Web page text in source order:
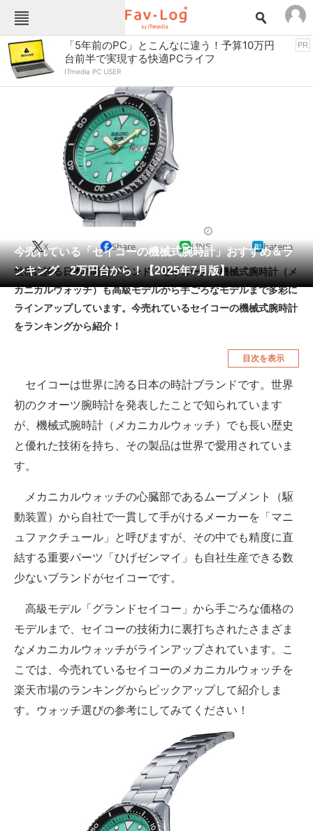
Fav-Logカテゴリー一覧
TOP アウトドア用品
インテリア・収納 おもちゃ・ホビー
キッチン家電
ゲーム
コンテンツ・サービス スイーツ・お菓子
スポーツ・レジャー
パソコン・タブレット
ペット 家電
工具・DIY 本・DVD・CD
生活家電 生活用品
空調・季節家電
釣り具・釣り用品 食品・飲料・お酒
メディア
スマホと通信の最新トレンド
進化するPCとデバイスの未来
ビジネスと働き方のヒント
AI活用のいまが分かる
企業ITのトレンドを詳説
経営リーダーのコミュニティ
ITエンジニア向け専門サイト
企業向けIT製品の総合サイト
「5年前のPC」とこんなに違う！予算10万円
台前半で実現する快適PCライフ
ITmedia PC USER
PR
今売れている「セイコーの機械式腕時計」おすすめ＆ラ
ンキング 2万円台から！【2025年7月版】
X Share LINE hatena
世界に誇る日本の時計ブランド「セイコー」。機械式腕時計（メ
カニカルウォッチ）も高級モデルから手ごろなモデルまで多彩に
ラインアップしています。今売れているセイコーの機械式腕時計
をランキングから紹介！
目次を表示
セイコーは世界に誇る日本の時計ブランドです。世界
初のクオーツ腕時計を発表したことで知られています
が、機械式腕時計（メカニカルウォッチ）でも長い歴史
と優れた技術を持ち、その製品は世界で愛用されていま
す。
メカニカルウォッチの心臓部であるムーブメント（駆
動装置）から自社で一貫して手がけるメーカーを「マニ
ュファクチュール」と呼びますが、その中でも精度に直
結する重要パーツ「ひげゼンマイ」も自社生産できる数
少ないブランドがセイコーです。
高級モデル「グランドセイコー」から手ごろな価格の
モデルまで、セイコーの技術力に裏打ちされたさまざま
なメカニカルウォッチがラインアップされています。こ
こでは、今売れているセイコーのメカニカルウォッチを
楽天市場のランキングからピックアップして紹介しま
す。ウォッチ選びの参考にしてみてください！